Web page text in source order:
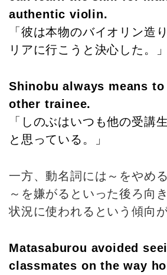
authentic violin.
「彼は本物のバイオリン造
リアに行こうと決心した。」
Shinobu always means
other trainee.
「しのぶはいつも他の受講
と思っている。」
一方、動名詞には～をやめ
～を嫌がるといった後ろ向
状況に使われるという傾向
Matasaburou avoided
classmates on the way